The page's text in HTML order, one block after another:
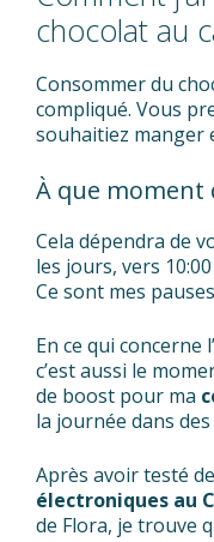
chocolat au
Consommer du
compliqué. Vous
souhaitiez manger
À que moment
Cela dépendra de
les jours, vers
Ce sont mes
En ce qui concerne
c’est aussi le
de boost pour ma
la journée dans des
Après avoir testé
électroniques au
de Flora, je trouve